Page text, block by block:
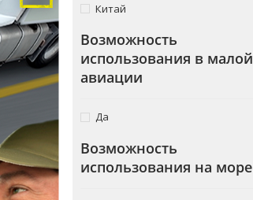
Крепления
Блоки питания
Комплектующие для антенн
Гарнитуры
Усилители
Китай
Возможность
использования в малой
авиации
Да
Возможность
использования на море